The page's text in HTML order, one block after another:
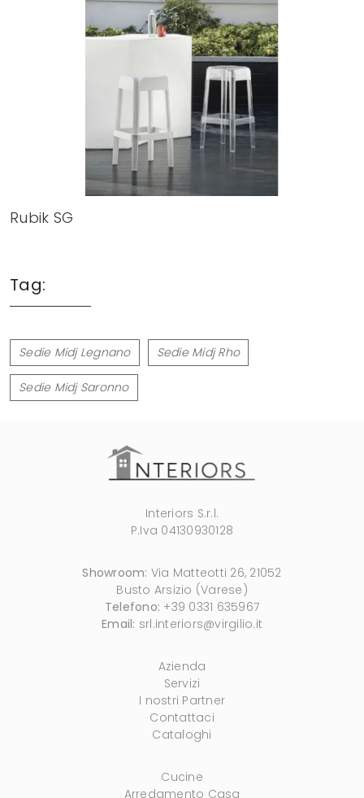
Rubik SG
Tag:
Sedie Midj Legnano Sedie Midj Rho
Sedie Midj Saronno
Interiors S.r.l.
P.Iva 04130930128
Showroom: Via Matteotti 26, 21052
Busto Arsizio (Varese)
Telefono: +39 0331 635967
Email: srl.interiors@virgilio.it
Azienda
Servizi
I nostri Partner
Contattaci
Cataloghi
Cucine
Arredamento Casa